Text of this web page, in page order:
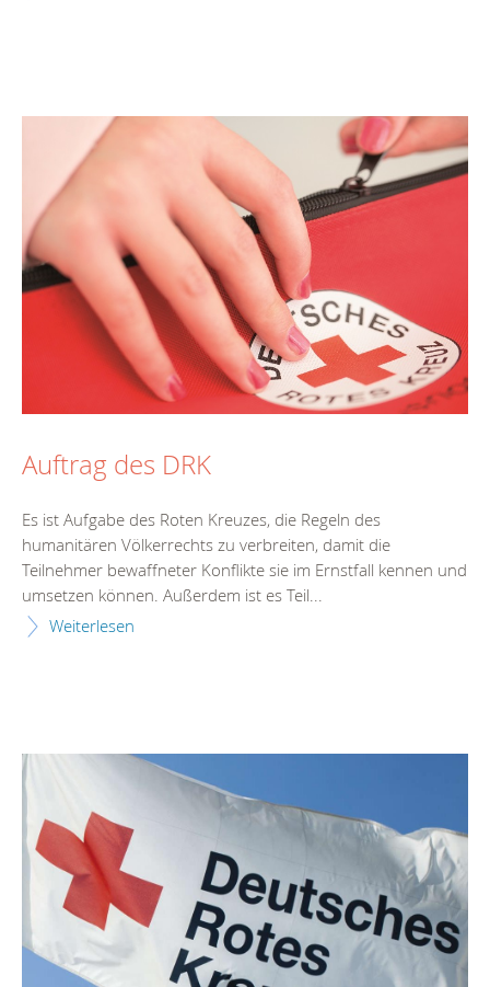
Auftrag des DRK
Es ist Aufgabe des Roten Kreuzes, die Regeln des
humanitären Völkerrechts zu verbreiten, damit die
Teilnehmer bewaffneter Konflikte sie im Ernstfall kennen und
umsetzen können. Außerdem ist es Teil...
Weiterlesen